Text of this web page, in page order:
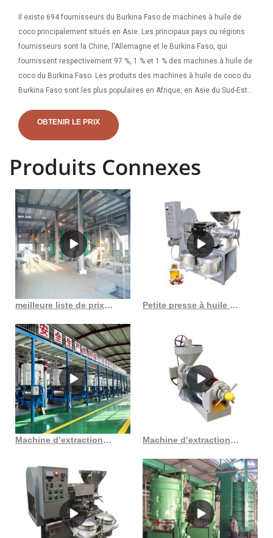
Il existe 694 fournisseurs du Burkina Faso de machines à huile de
coco principalement situés en Asie. Les principaux pays ou régions
fournisseurs sont la Chine, l'Allemagne et le Burkina Faso, qui
fournissent respectivement 97 %, 1 % et 1 % des machines à huile de
coco du Burkina Faso. Les produits des machines à huile de coco du
Burkina Faso sont les plus populaires en Afrique, en Asie du Sud-Est
son de riz/machine d'extraction d'huile de son de riz. Notre société
est la première entreprise de recherche en Chine sur les équipements
ligne de production d'huile de son de riz entièrement continue du
raffinage d'huile de son de riz de classe 1 ont remporté les brevets
nationaux. , notre société a également développé
OBTENIR LE PRIX
Produits Connexes
meilleure liste de prix des expulseurs d’huile yzl-20/80 au Costa Rica Petite presse à huile d’arachide, machine d’extraction d’huile de ricin, acheter du ricin
Machine d’extraction d’huile Fournisseurs de machines d’extraction d’huile au Burundi Machine d’extraction d’huile, grossiste Seed2oil d’Ahmedabad au Costa Rica